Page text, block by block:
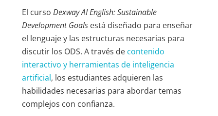
El curso DexwayAI English: Sustainable
Development Goalsestá diseñado para enseñar
el lenguaje y las estructuras necesarias para
discutir los ODS. A través de contenido
interactivo y herramientas de inteligencia
artificial, los estudiantes adquieren las
habilidades necesarias para abordar temas
complejos con confianza.